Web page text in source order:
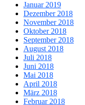
Januar 2019
Dezember 2018
November 2018
Oktober 2018
September 2018
August 2018
Juli 2018
Juni 2018
Mai 2018
April 2018
März 2018
Februar 2018